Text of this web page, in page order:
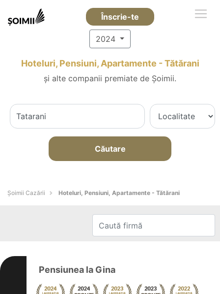
Înscrie-te
2024
Hoteluri, Pensiuni, Apartamente - Tătărani
și alte companii premiate de Șoimii.
Căutare
Șoimii Cazării Hoteluri, Pensiuni, Apartamente - Tătărani
Pensiunea la Gina